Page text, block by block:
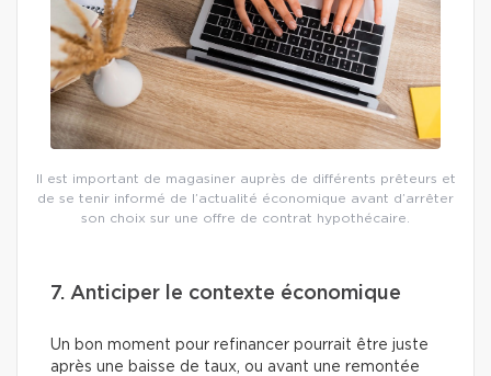
Il est important de magasiner auprès de différents prêteurs et
de se tenir informé de l’actualité économique avant d’arrêter
son choix sur une offre de contrat hypothécaire.
7. Anticiper le contexte économique
Un bon moment pour refinancer pourrait être juste
après une baisse de taux, ou avant une remontée